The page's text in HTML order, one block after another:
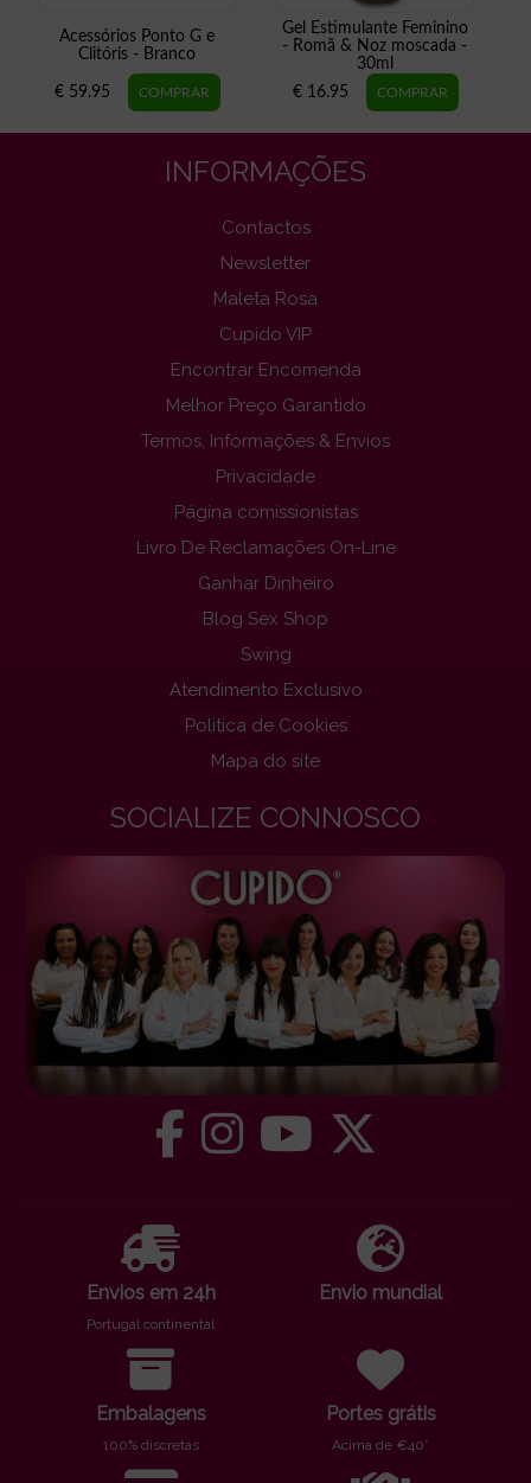
Acessórios Ponto G e
Clitóris - Branco
€ 59.95
Gel Estimulante Feminino
- Romã & Noz moscada -
30ml
€ 16.95
INFORMAÇÕES
Contactos
Newsletter
Maleta Rosa
Cupido VIP
Encontrar Encomenda
Melhor Preço Garantido
Termos, Informações & Envios
Privacidade
Página comissionistas
Livro De Reclamações On-Line
Ganhar Dinheiro
Blog Sex Shop
Swing
Atendimento Exclusivo
Politica de Cookies
Mapa do site
SOCIALIZE CONNOSCO
Envios em 24h
Portugal continental
Envio mundial
Embalagens
100% discretas
Portes grátis
Acima de €40*